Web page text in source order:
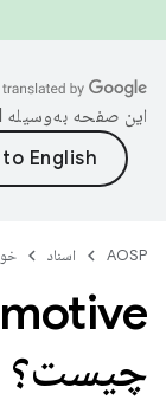
این صفحه به‌وسیله
AOSP اسناد
چیست؟